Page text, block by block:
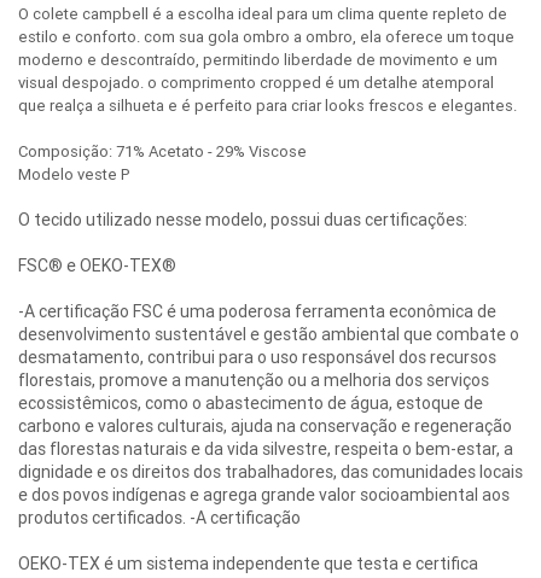
O colete campbell é a escolha ideal para um clima quente repleto de
estilo e conforto. com sua gola ombro a ombro, ela oferece um toque
moderno e descontraído, permitindo liberdade de movimento e um
visual despojado. o comprimento cropped é um detalhe atemporal
que realça a silhueta e é perfeito para criar looks frescos e elegantes.
Composição: 71% Acetato - 29% Viscose
Modelo veste P
O tecido utilizado nesse modelo, possui duas certificações:
FSC® e OEKO-TEX®
-A certificação FSC é uma poderosa ferramenta econômica de
desenvolvimento sustentável e gestão ambiental que combate o
desmatamento, contribui para o uso responsável dos recursos
florestais, promove a manutenção ou a melhoria dos serviços
ecossistêmicos, como o abastecimento de água, estoque de
carbono e valores culturais, ajuda na conservação e regeneração
das florestas naturais e da vida silvestre, respeita o bem-estar, a
dignidade e os direitos dos trabalhadores, das comunidades locais
e dos povos indígenas e agrega grande valor socioambiental aos
produtos certificados. -A certificação
OEKO-TEX é um sistema independente que testa e certifica